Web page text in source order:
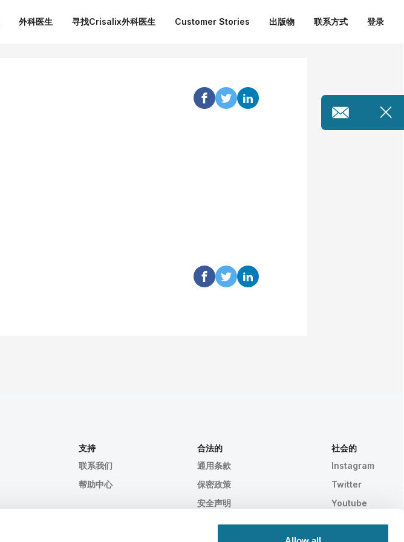
外科医生 寻找Crisalix外科医生 Customer Stories 出版物 联系方式 登录
支持
联系我们
帮助中心
合法的
通用条款
保密政策
安全声明
社会的
Instagram
Twitter
Youtube